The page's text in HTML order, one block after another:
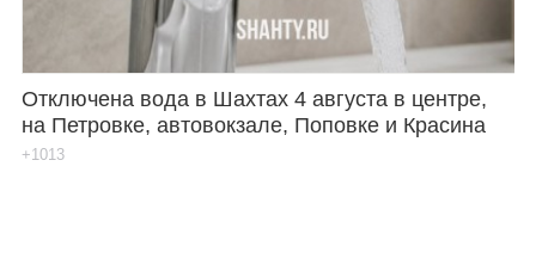
Отключена вода в Шахтах 4 августа в центре,
на Петровке, автовокзале, Поповке и Красина
+1013